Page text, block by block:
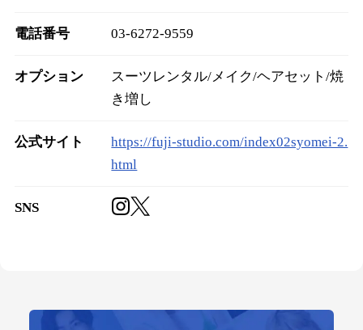
電話番号 03-6272-9559
オプション
スーツレンタル/メイク/ヘアセット/焼
き増し
公式サイト
https://fuji-studio.com/index02syomei-2.
html
SNS